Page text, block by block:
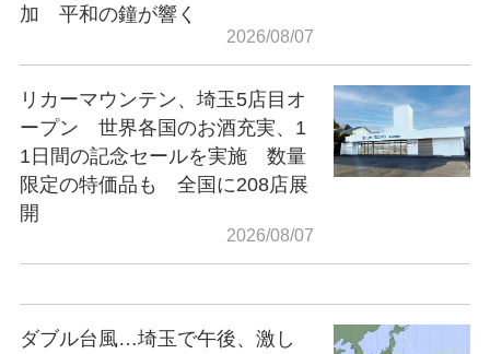
加 平和の鐘が響く
2026/08/07
リカーマウンテン、埼玉5店目オ
ープン 世界各国のお酒充実、1
1日間の記念セールを実施 数量
限定の特価品も 全国に208店展
開
2026/08/07
ダブル台風…埼玉で午後、激し